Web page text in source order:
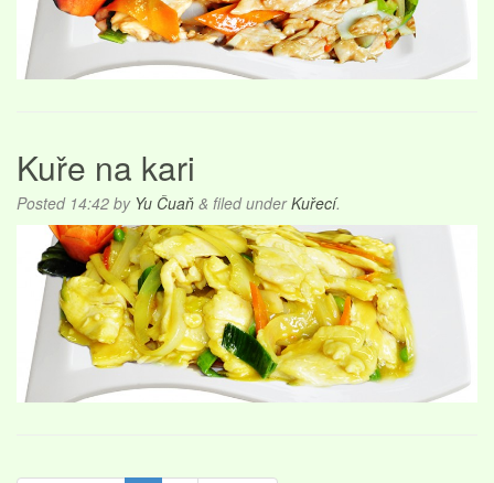
Kuře na kari
Posted 14:42 by Yu Čuaň & filed underKuřecí.